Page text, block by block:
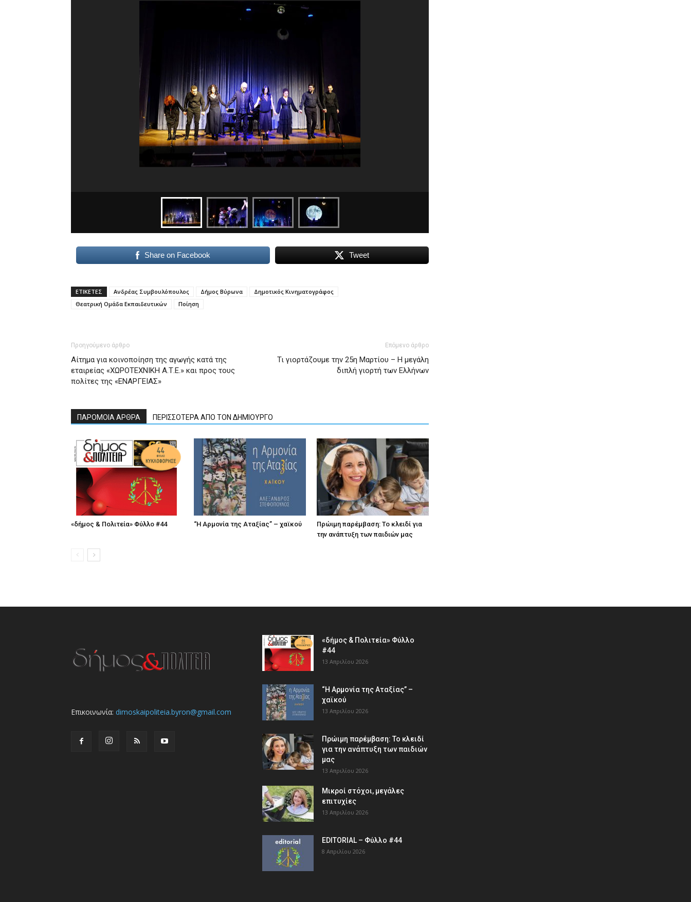
Share on Facebook Tweet
ΕΤΙΚΕΤΕΣ Ανδρέας Συμβουλόπουλος Δήμος Βύρωνα
Δημοτικός Κινηματογράφος
Θεατρική Ομάδα Εκπαιδευτικών
Ποίηση
Προηγούμενο άρθρο
Αίτημα για κοινοποίηση της αγωγής κατά της
εταιρείας «ΧΩΡΟΤΕΧΝΙΚΗ Α.Τ.Ε.» και προς τους
πολίτες της «ΕΝΑΡΓΕΙΑΣ»
Επόμενο άρθρο
Τι γιορτάζουμε την 25η Μαρτίου – Η μεγάλη
διπλή γιορτή των Ελλήνων
ΠΑΡΟΜΟΙΑ ΑΡΘΡΑ ΠΕΡΙΣΣΟΤΕΡΑ ΑΠΟ ΤΟΝ ΔΗΜΙΟΥΡΓΟ
«δήμος & Πολιτεία» Φύλλο #44 “Η Αρμονία της Αταξίας” – χαϊκού
Πρώιμη παρέμβαση: Το κλειδί για
την ανάπτυξη των παιδιών µας
Επικοινωνία: dimoskaipoliteia.byron@gmail.com
«δήμος & Πολιτεία» Φύλλο
#44
13 Απριλίου 2026
“Η Αρμονία της Αταξίας” –
χαϊκού
13 Απριλίου 2026
Πρώιμη παρέμβαση: Το κλειδί
για την ανάπτυξη των παιδιών
µας
13 Απριλίου 2026
Μικροί στόχοι, μεγάλες
επιτυχίες
13 Απριλίου 2026
EDITORIAL – Φύλλο #44
8 Απριλίου 2026